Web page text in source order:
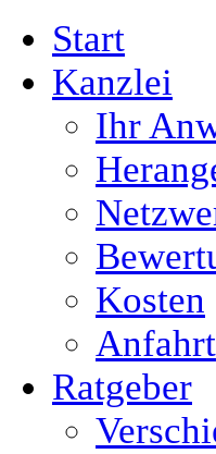
Start
Kanzlei
Ihr
Kosten
Anfahrt
Ratgeber